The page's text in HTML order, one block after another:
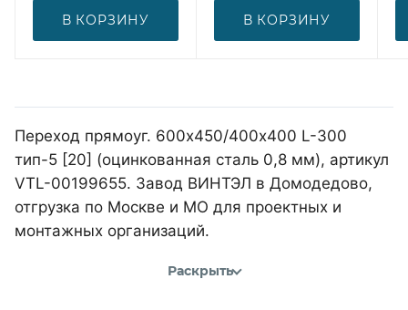
В КОРЗИНУ В КОРЗИНУ
Переход прямоуг. 600х450/400х400 L-300
тип-5 [20] (оцинкованная сталь 0,8 мм), артикул
VTL-00199655. Завод ВИНТЭЛ в Домодедово,
отгрузка по Москве и МО для проектных и
монтажных организаций.
Раскрыть